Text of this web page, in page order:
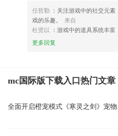
任哲勤 ：关注游戏中的社交元
戏的乐趣。
来自
杜贤以 ：游戏中的道具系统丰富
更多回复
mc国际版下载入口热门文章
全